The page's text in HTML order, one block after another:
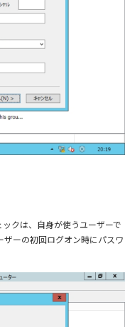
クは、自身が使うユーザーで
ーの初回ログオン時にパスワ